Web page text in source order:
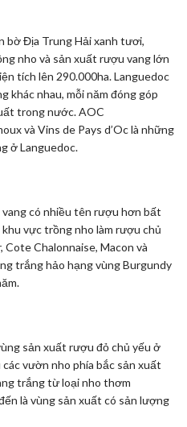
bờ Địa Trung Hải xanh tươi,
nho và sản xuất rượu vang lớn
tích lên 290.000ha. Languedoc
khác nhau, mỗi năm đóng góp
trong nước. AOC
và Vins de Pays d’Oc là những
ở Languedoc.
có nhiều tên rượu hơn bất
vực trồng nho làm rượu chủ
Cote Chalonnaise, Macon và
trắng hảo hạng vùng Burgundy
sản xuất rượu đỏ chủ yếu ở
vườn nho phía bắc sản xuất
trắng từ loại nho thơm
là vùng sản xuất có sản lượng